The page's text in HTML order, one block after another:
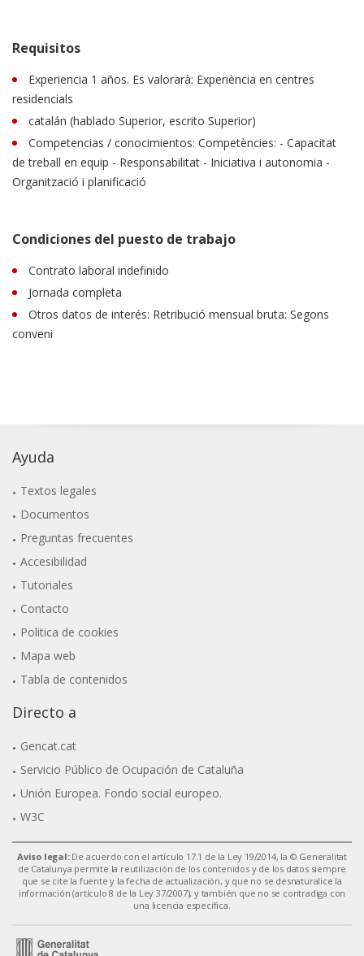
Requisitos
Experiencia 1 años. Es valorarà: Experiència en centres
residencials
catalán (hablado Superior, escrito Superior)
Competencias / conocimientos: Competències: - Capacitat
de treball en equip - Responsabilitat - Iniciativa i autonomia -
Organització i planificació
Condiciones del puesto de trabajo
Contrato laboral indefinido
Jornada completa
Otros datos de interés: Retribució mensual bruta: Segons
conveni
Ayuda
Textos legales
Documentos
Preguntas frecuentes
Accesibilidad
Tutoriales
Contacto
Politica de cookies
Mapa web
Tabla de contenidos
Directo a
Gencat.cat
Servicio Público de Ocupación de Cataluña
Unión Europea. Fondo social europeo.
W3C
Aviso legal:De acuerdo con el artículo 17.1 de la Ley 19/2014, la © Generalitat
de Catalunya permite la reutilización de los contenidos y de los datos siempre
que se cite la fuente y la fecha de actualización, y que no se desnaturalice la
información (artículo 8 de la Ley 37/2007), y también que no se contradiga con
una licencia específica.